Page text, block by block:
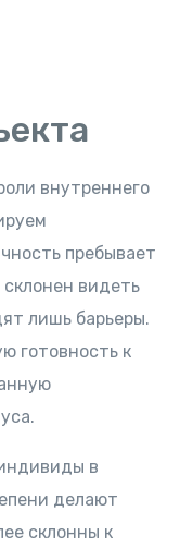
внутреннего
пребывает
видеть
лишь барьеры.
готовность к
в
делают
склонны к